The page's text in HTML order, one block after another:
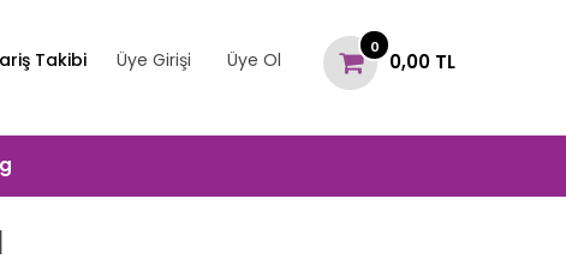
0
0,00 TL
Üye Girişi Üye Ol
Takibi